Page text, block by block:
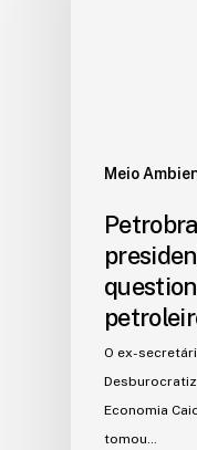
Meio
O ex-
Economia
tomou…